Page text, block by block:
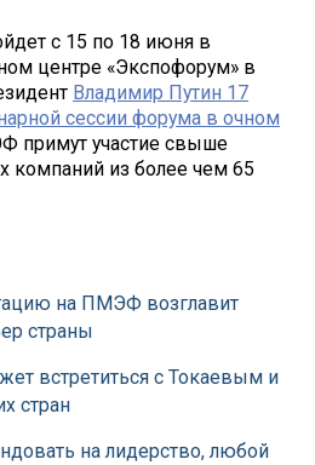
с 15 по 18 июня в
центре «Экспофорум» в
Владимир Путин 17
сессии форума в очном
примут участие свыше
компаний из более чем 65
на ПМЭФ возглавит
страны
встретиться с Токаевым и
стран
на лидерство, любой